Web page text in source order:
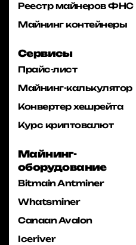
Реестр майнеров ФНС
Майнинг контейнеры
Сервисы
Прайс-лист
Майнинг-калькулятор
Конвертер хешрейта
Курс криптовалют
Майнинг-
оборудование
Bitmain Antminer
Whatsminer
Canaan Avalon
Iceriver